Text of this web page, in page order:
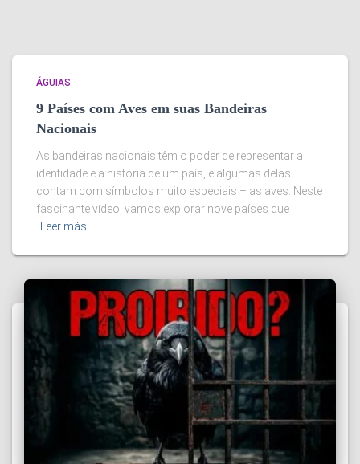
ÁGUIAS
9 Países com Aves em suas Bandeiras
Nacionais
As bandeiras nacionais têm o poder de representar a
identidade e a história de um país, e algumas delas
contam com símbolos muito especiais – as aves. Neste
fascinante vídeo, vamos explorar nove países que
Leer más